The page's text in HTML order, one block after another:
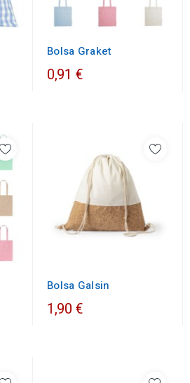
Bolsa Graket
0,91 €
Bolsa Galsin
1,90 €